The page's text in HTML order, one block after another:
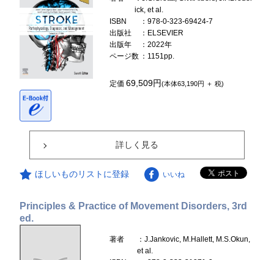
ick, et al.
ISBN
：978-0-323-69424-7
出版社
：ELSEVIER
出版年
：2022年
ページ数 ：1151pp.
定価69,509円(本体63,190円 ＋ 税)
詳しく見る
ほしいものリストに登録 いいね
Principles & Practice of Movement Disorders, 3rd
ed.
著者
：J.Jankovic, M.Hallett, M.S.Okun,
et al.